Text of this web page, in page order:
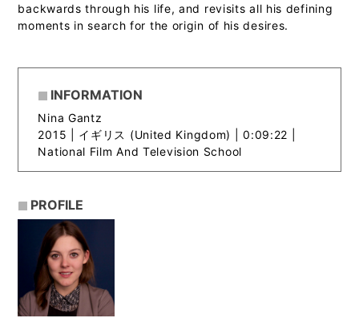
backwards through his life, and revisits all his defining
moments in search for the origin of his desires.
INFORMATION
Nina Gantz
2015 | イギリス (United Kingdom) | 0:09:22 |
National Film And Television School
PROFILE